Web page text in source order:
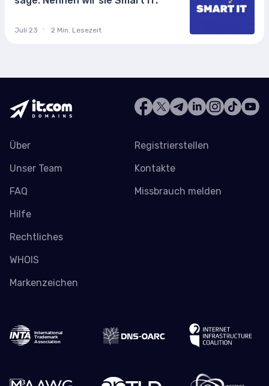
Juli 23 2 Min. Lesezeit
Über
Unser Team
FAQ
Hilfe
Rechtliches
WHOIS
Markenzeichen
Registrierstellen
Kontakte
Missbrauch melden